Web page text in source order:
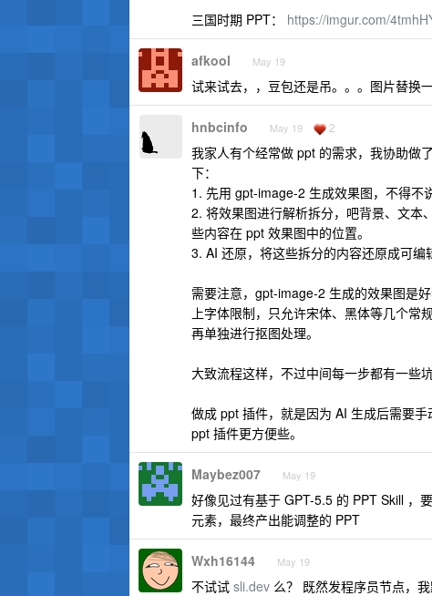
三国时期 PPT： https://imgur.com/
afkool May 19
试来试去，，豆包还是吊。。。图片替换
hnbcinfo May 19 2
我家人有个经常做 ppt 的需求，我协助做
下：
1. 先用 gpt-image-2 生成效果图，不得不
2. 将效果图进行解析拆分，吧背景、文本
些内容在 ppt 效果图中的位置。
3. AI 还原，将这些拆分的内容还原成可编
需要注意，gpt-image-2 生成的效果图是
上字体限制，只允许宋体、黑体等几个
再单独进行抠图处理。
大致流程这样，不过中间每一步都有一些
做成 ppt 插件，就是因为 AI 生成后需要
ppt 插件更方便些。
Maybez007 May 19
好像见过有基于 GPT-5.5 的 PPT Skill ，
元素，最终产出能调整的 PPT
Wxh16144 May 19
不试试 sli.dev 么？ 既然发程序员节点，